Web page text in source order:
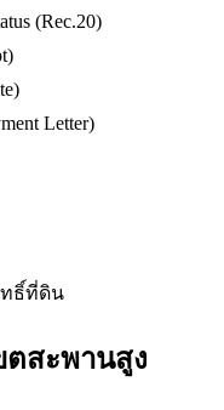
(Rec.20)
Letter)
ทธิ์ที่ดิน
ตสะพานสูง